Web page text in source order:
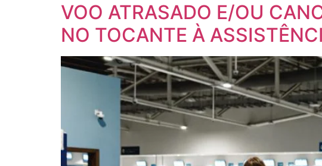
VOO ATRASADO E/OU
NO TOCANTE À